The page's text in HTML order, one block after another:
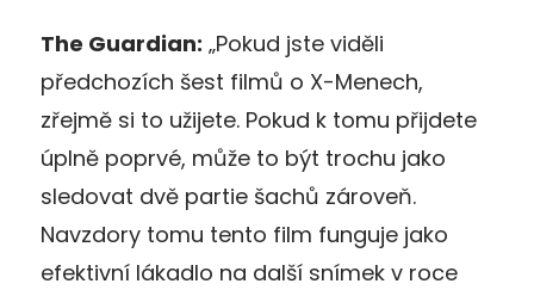
The Guardian: „Pokud jste viděli
předchozích šest filmů o X-Menech,
zřejmě si to užijete. Pokud k tomu přijdete
úplně poprvé, může to být trochu jako
sledovat dvě partie šachů zároveň.
Navzdory tomu tento film funguje jako
efektivní lákadlo na další snímek v roce